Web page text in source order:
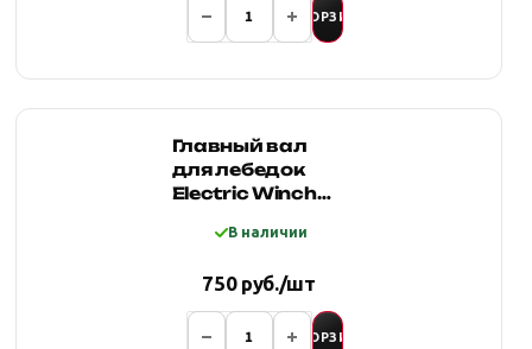
В КОРЗИНУ
Главный вал
для лебедок
Electric Winch
шестигранник
В наличии
750 руб./шт
В КОРЗИНУ